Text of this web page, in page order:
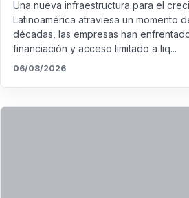
Una nueva infraestructura para el
Latinoamérica atraviesa un momento
décadas, las empresas han
financiación y acceso limitado a liq...
06/08/2026